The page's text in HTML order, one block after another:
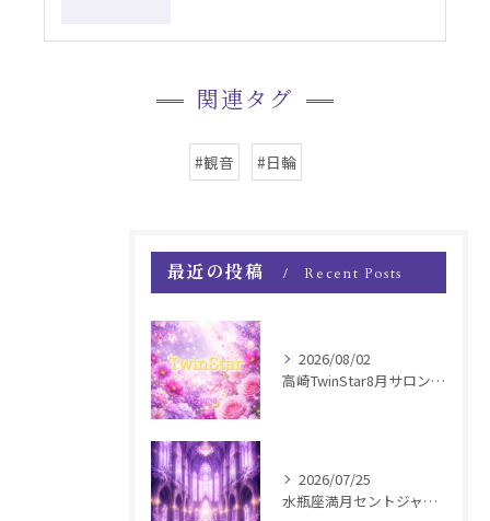
関連タグ
#観音 #日輪
最近の投稿 Recent Posts
2026/08/02
高崎TwinStar8月サロンお知らせ
2026/07/25
水瓶座満月セントジャーメインGSVF遠隔お知らせ